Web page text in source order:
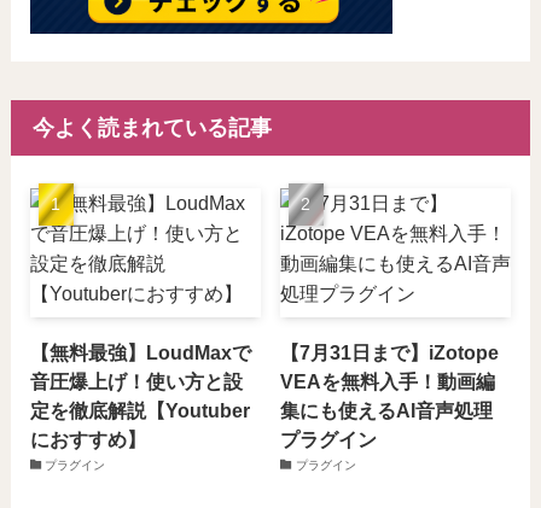
今よく読まれている記事
【無料最強】LoudMaxで
音圧爆上げ！使い方と設
定を徹底解説【Youtuber
におすすめ】
プラグイン
【7月31日まで】iZotope
VEAを無料入手！動画編
集にも使えるAI音声処理
プラグイン
プラグイン